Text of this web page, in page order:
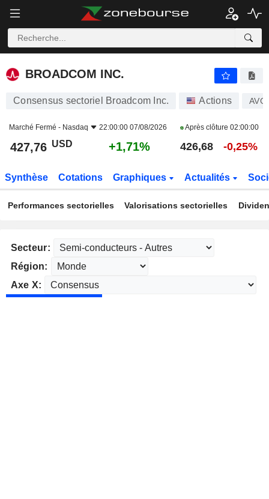
BROADCOM INC.
BROADCOM INC.
Consensus sectoriel Broadcom Inc. Actions
Marché Fermé - Nasdaq 22:00:00 07/08/2026 Après clôture 02:00:00
427,76 USD +1,71% 426,68 -0,25%
Synthèse Cotations Graphiques Actualités
Performances sectorielles Valorisations sectorielles
Secteur:
Région:
Axe X: